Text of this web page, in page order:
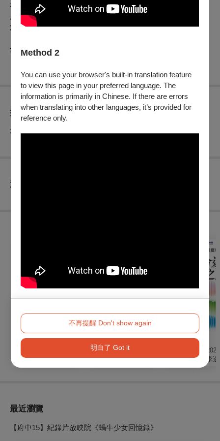
Method 2
You can use your browser's built-in translation feature
to view this page in your preferred language. The
information is primarily in Chinese. If there are errors
when translating into other languages, it’s provided for
reference only.
不再提醒 Don't show again
明白了 Got it
在生命看似無望之際，她遇見一位古怪卻溫暖的老太太，兩人
展開一段充滿幽默且療癒的跨世代友情，也讓葛瑞絲再次勇敢
活出燦爛的自我。
分級：輔12級
折扣方案
本場次無任何折扣優惠
退換須知
音樂
序章》— 經典文學清
唱劇
音樂
【TCO】聽見蘇文慶
－2026/27樂季開季音
樂會
音樂
《命運之旅》
東回響樂團夏季巡
最近瀏覽
【府中15】紀錄片放映院《蝸牛少女回憶錄》